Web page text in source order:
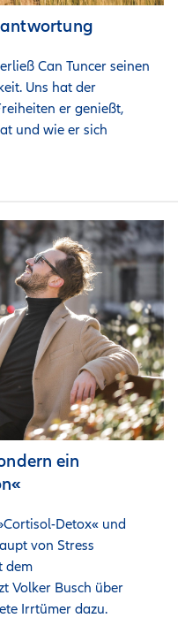
Can Tuncer seinen
Uns hat der
er genießt,
und wie er sich
ein
Detox« und
von Stress
dem
Volker Busch über
Irrtümer dazu.